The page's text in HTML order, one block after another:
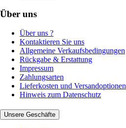
Über uns
Über uns ?
Kontaktieren Sie uns
Allgemeine Verkaufsbedingungen
Rückgabe & Erstattung
Impressum
Zahlungsarten
Lieferkosten und Versandoptionen
Hinweis zum Datenschutz
Unsere Geschäfte